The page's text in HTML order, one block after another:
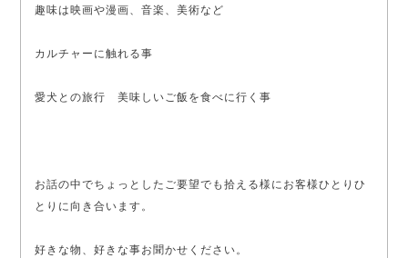
趣味は映画や漫画、音楽、美術など
カルチャーに触れる事
愛犬との旅行 美味しいご飯を食べに行く事
お話の中でちょっとしたご要望でも拾える様にお客様ひとりひ
とりに向き合います。
好きな物、好きな事お聞かせください。